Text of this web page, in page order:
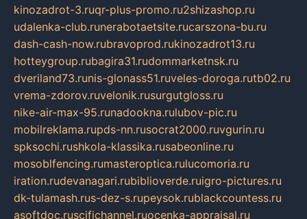
kinozadrot-3.ruqr-plus-promo.ru2shizashop.ru
udalenka-club.runerabotaetsite.rucarszona-bu.ru
dash-cash-now.rubravoprod.rukinozadrot13.ru
hotteygroup.rubagira31.rudommarketnsk.ru
dveriland73.runis-glonass51.ruveles-doroga.rutb02.ru
vrema-zdorov.ruvelonik.rusurgutgloss.ru
nike-air-max-95.runadookna.rulubov-pic.ru
mobilreklama.rupds-nn.rusocrat2000.ruvgurin.ru
spksochi.rushkola-klassika.rusabeonline.ru
mosoblfencing.rumasteroptica.rulucomoria.ru
iration.rudevanagari.rubiblioverde.ruigro-pictures.ru
dk-tulamash.rus-dez-s.rupeysok.rublackcountess.ru
asoftdoc.ruscifichannel.ruocenka-appraisal.ru